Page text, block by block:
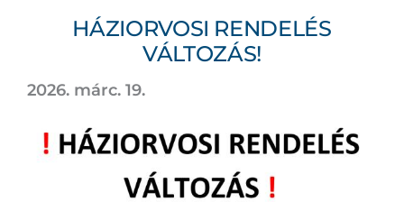
Dokumentumtár
HÁZIORVOSI RENDELÉS
VÁLTOZÁS!
2026. márc. 19.